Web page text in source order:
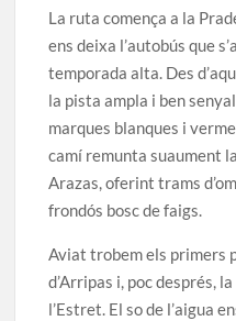
La ruta comença a la
ens deixa l’autobús que
temporada alta. Des
la pista ampla i ben
marques blanques i
camí remunta suaument
Arazas, oferint trams
frondós bosc de faigs.
Aviat trobem els primers
d’Arripas i, poc després,
l’Estret. El so de l’aigua